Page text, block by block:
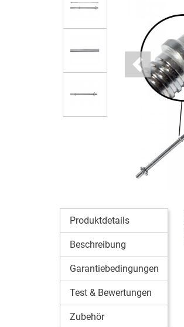
Previous
Produktdetails
Beschreibung
Garantiebedingungen
Test & Bewertungen
Zubehör